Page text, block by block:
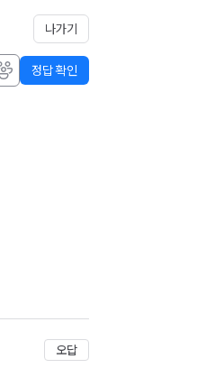
나가기
정답 확인
저장
오답